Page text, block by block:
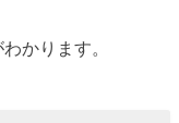
かります。